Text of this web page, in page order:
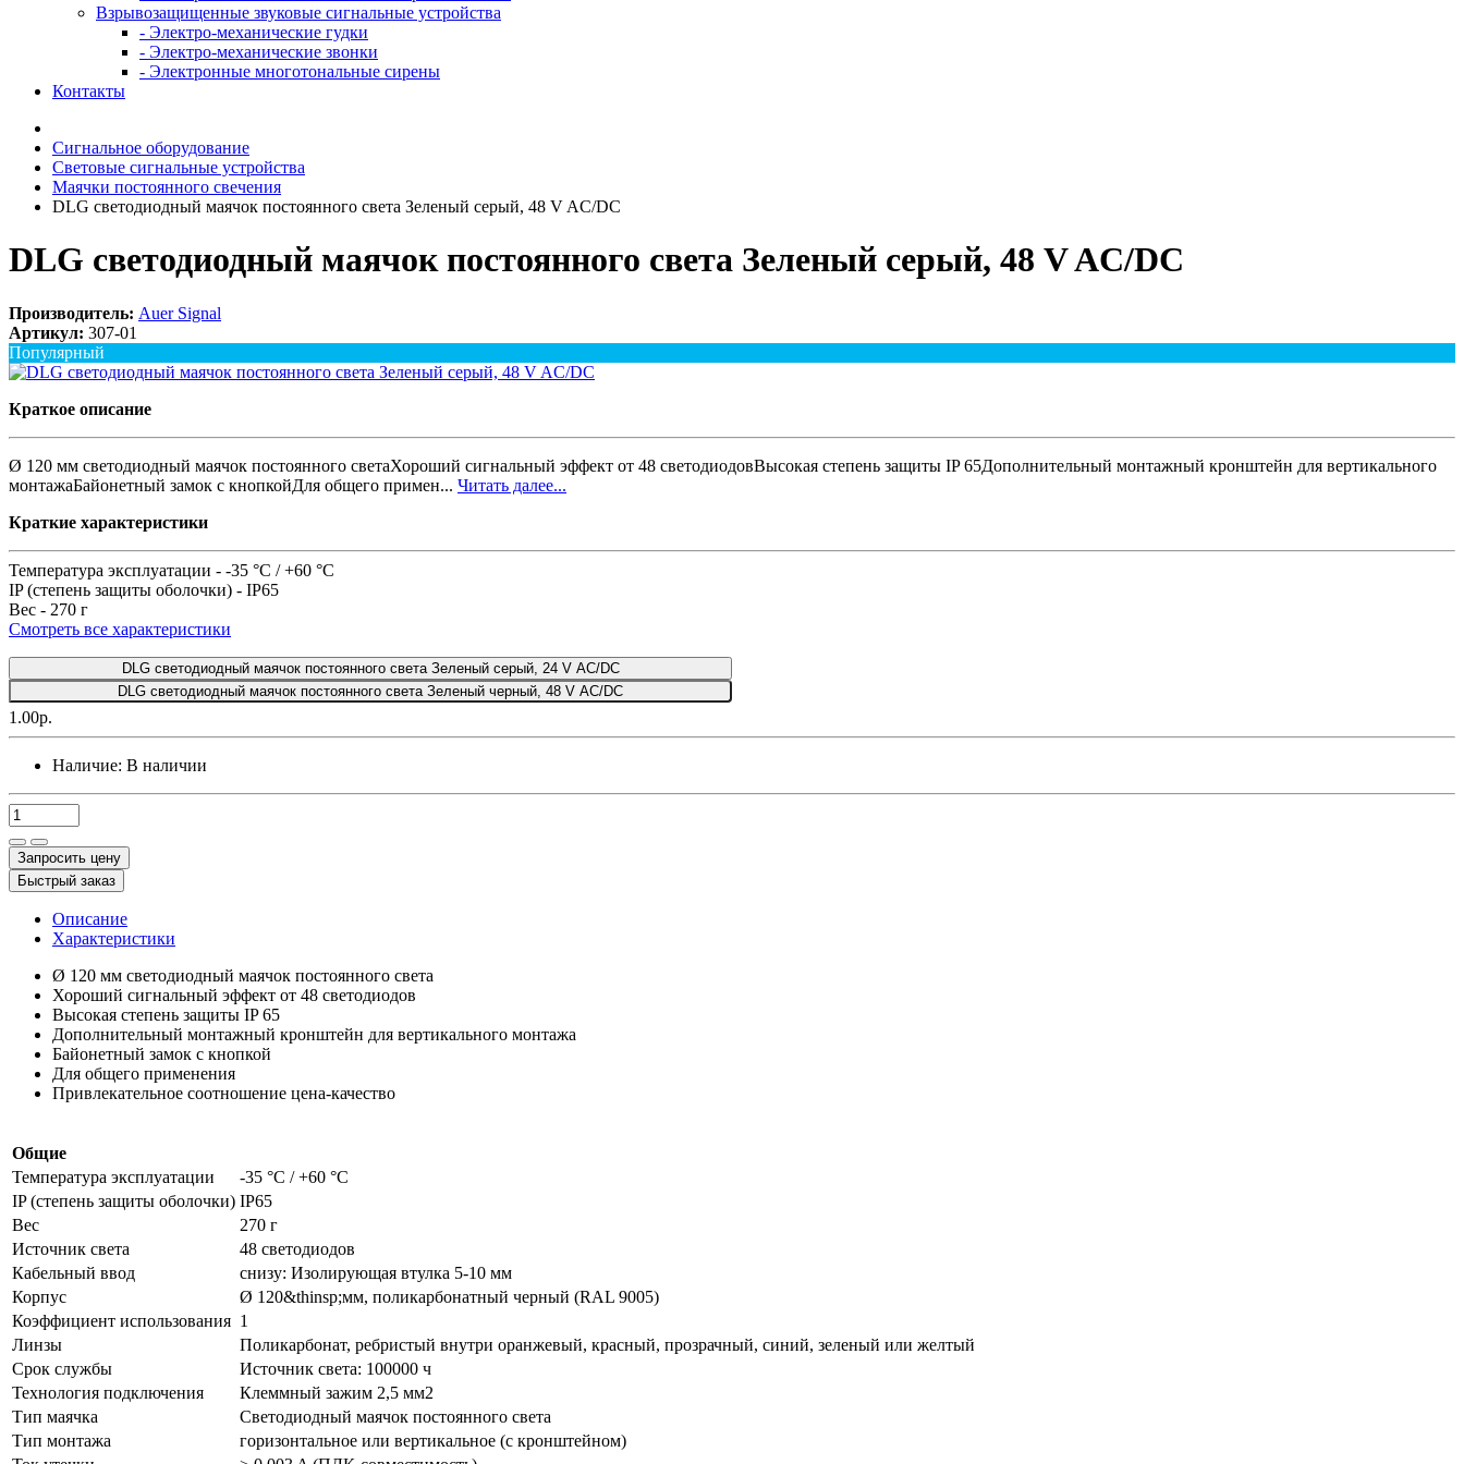
Взрывозащищенные звуковые сигнальные устройства
- Электро-механические гудки
- Электро-механические звонки
- Электронные многотональные сирены
Контакты
Сигнальное оборудование
Световые сигнальные устройства
Маячки постоянного свечения
DLG светодиодный маячок постоянного света Зеленый серый, 48 V AC/DC
DLG светодиодный маячок постоянного света Зеленый серый, 48 V AC/DC
Производитель: Auer Signal
Артикул: 307-01
Популярный
Краткое описание
Ø 120 мм светодиодный маячок постоянного светаХороший сигнальный эффект от 48 светодиодовВысокая степень защиты IP 65Дополнительный монтажный кронштейн для вертикального
монтажаБайонетный замок с кнопкойДля общего примен... Читать далее...
Краткие характеристики
Температура эксплуатации - -35 °C / +60 °C
IP (степень защиты оболочки) - IP65
Вес - 270 г
Смотреть все характеристики
DLG светодиодный маячок постоянного света Зеленый серый, 24 V AC/DC
DLG светодиодный маячок постоянного света Зеленый черный, 48 V AC/DC
1.00р.
Наличие: В наличии
Запросить цену
Быстрый заказ
Описание
Характеристики
Ø 120 мм светодиодный маячок постоянного света
Хороший сигнальный эффект от 48 светодиодов
Высокая степень защиты IP 65
Дополнительный монтажный кронштейн для вертикального монтажа
Байонетный замок с кнопкой
Для общего применения
Привлекательное соотношение цена-качество
Общие
Температура эксплуатации
-35 °C / +60 °C
IP (степень защиты оболочки) IP65
Вес
270 г
Источник света
48 светодиодов
Кабельный ввод
снизу: Изолирующая втулка 5-10 мм
Корпус
Ø 120&thinsp;мм, поликарбонатный черный (RAL 9005)
Коэффициент использования 1
Линзы
Поликарбонат, ребристый внутри оранжевый, красный, прозрачный, синий, зеленый или желтый
Срок службы
Источник света: 100000 ч
Технология подключения
Клеммный зажим 2,5 мм2
Тип маячка
Светодиодный маячок постоянного света
Тип монтажа
горизонтальное или вертикальное (с кронштейном)